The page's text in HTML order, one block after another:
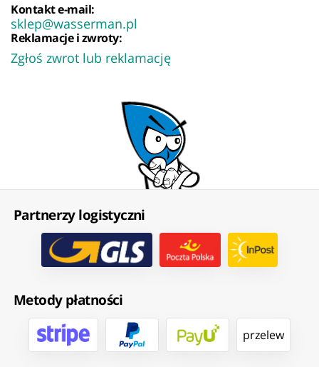
Kontakt e-mail:
sklep@wasserman.pl
Reklamacje i zwroty:
Zgłoś zwrot lub reklamację
Partnerzy logistyczni
Metody płatności
przelew